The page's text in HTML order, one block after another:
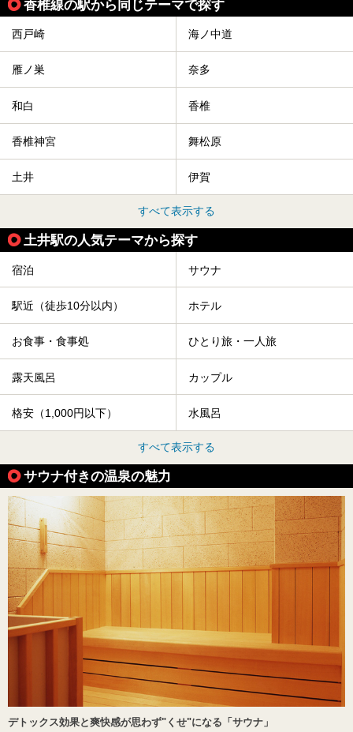
香椎線の駅から同じテーマで探す
西戸崎 海ノ中道
雁ノ巣 奈多
和白 香椎
香椎神宮 舞松原
土井 伊賀
すべて表示する
土井駅の人気テーマから探す
宿泊 サウナ
駅近（徒歩10分以内） ホテル
お食事・食事処 ひとり旅・一人旅
露天風呂 カップル
格安（1,000円以下） 水風呂
すべて表示する
サウナ付きの温泉の魅力
デトックス効果と爽快感が思わず"くせ"になる「サウナ」